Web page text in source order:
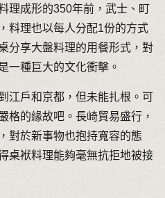
理成形的350年前，武士、町
料理也以每人分配1份的方式
分享大盤料理的用餐形式，對
一種巨大的文化衝擊。
江戶和京都，但未能扎根。可
格的緣故吧。長崎貿易盛行，
對於新事物也抱持寬容的態
桌袱料理能夠毫無抗拒地被接